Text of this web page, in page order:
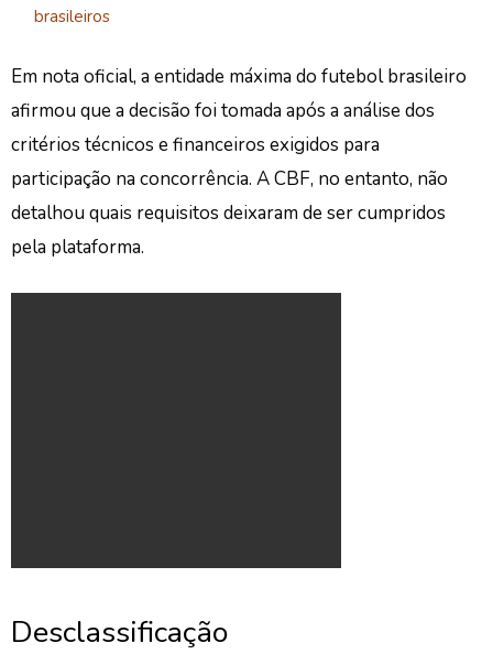
brasileiros
Em nota oficial, a entidade máxima do futebol brasileiro
afirmou que a decisão foi tomada após a análise dos
critérios técnicos e financeiros exigidos para
participação na concorrência. A CBF, no entanto, não
detalhou quais requisitos deixaram de ser cumpridos
pela plataforma.
Desclassificação